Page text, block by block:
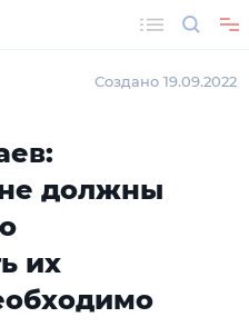
Создано 19.09.2022
должны
их